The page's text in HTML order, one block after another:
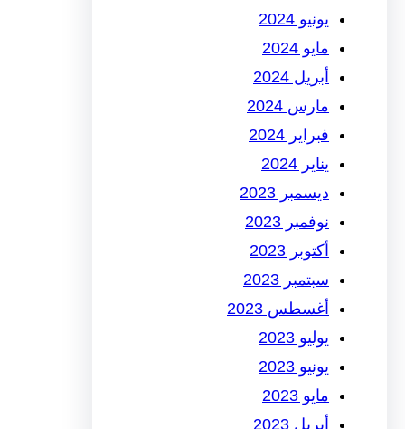
يونيو 2024
مايو 2024
أبريل 2024
مارس 2024
فبراير 2024
يناير 2024
ديسمبر 2023
نوفمبر 2023
أكتوبر 2023
سبتمبر 2023
أغسطس 2023
يوليو 2023
يونيو 2023
مايو 2023
أبريل 2023